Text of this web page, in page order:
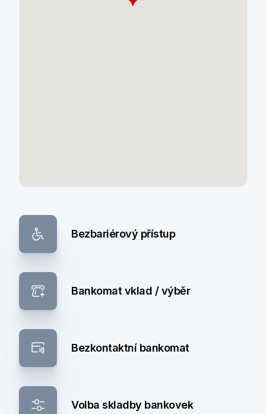
Bezbariérový přístup
Bankomat vklad / výběr
Bezkontaktní bankomat
Volba skladby bankovek